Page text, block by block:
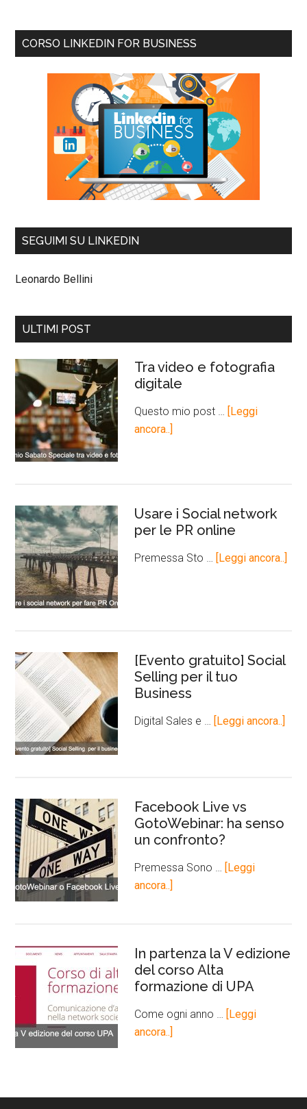
CORSO LINKEDIN FOR BUSINESS
SEGUIMI SU LINKEDIN
Leonardo Bellini
ULTIMI POST
Tra video e fotografia
digitale
Questo mio post …
[Leggi
ancora..]
Usare i Social network
per le PR online
Premessa Sto … [Leggi ancora..]
[Evento gratuito] Social
Selling per il tuo
Business
Digital Sales e … [Leggi ancora..]
Facebook Live vs
GotoWebinar: ha senso
un confronto?
Premessa Sono …
[Leggi
ancora..]
In partenza la V edizione
del corso Alta
formazione di UPA
Come ogni anno …
[Leggi
ancora..]